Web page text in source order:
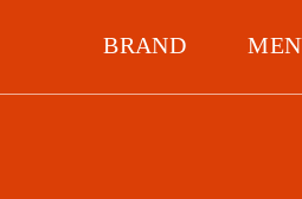
BRAND